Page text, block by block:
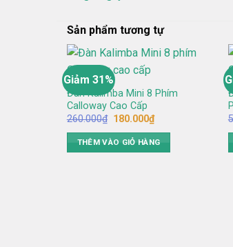
Sản phẩm tương tự
Giảm 31%
Đàn Kalimba Mini 8 Phím
Calloway Cao Cấp
260.000₫ Giá
là:
260.000₫.
180.000₫Giá
tại
là:
THÊM VÀO GIỎ HÀNG